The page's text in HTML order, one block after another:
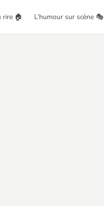
rire 🏠 L’humour sur scène 🎭